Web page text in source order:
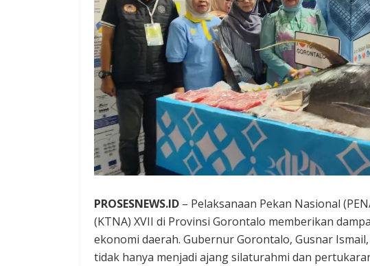
PROSESNEWS.ID – Pelaksanaan Pekan Nasional
(KTNA) XVII di Provinsi Gorontalo memberikan
ekonomi daerah. Gubernur Gorontalo, Gusnar
tidak hanya menjadi ajang silaturahmi dan